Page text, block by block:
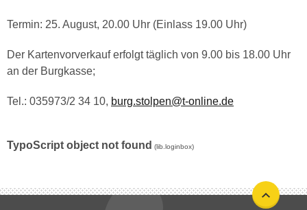
Termin: 25. August, 20.00 Uhr (Einlass 19.00 Uhr)
Der Kartenvorverkauf erfolgt täglich von 9.00 bis 18.00 Uhr
an der Burgkasse;
Tel.: 035973/2 34 10, burg.stolpen@t-online.de
TypoScript object not found (lib.loginbox)